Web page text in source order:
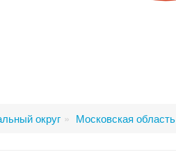
округ Московская область